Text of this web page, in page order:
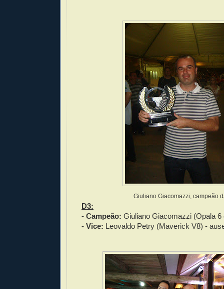
Giuliano Giacomazzi, campeão
D3:
- Campeão: Giuliano Giacomazzi (Opala 6
- Vice: Leovaldo Petry (Maverick V8) -